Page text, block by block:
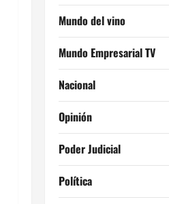
Mundo del vino
Mundo Empresarial TV
Nacional
Opinión
Poder Judicial
Política